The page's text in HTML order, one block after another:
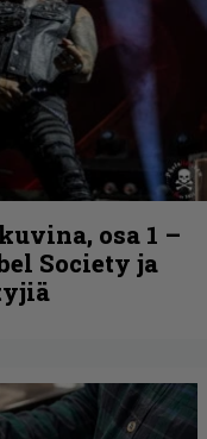
osa 1 –
Society ja